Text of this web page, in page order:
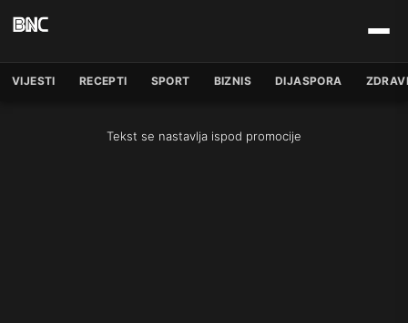
VIJESTI RECEPTI SPORT BIZNIS DIJASPORA
Tekst se nastavlja ispod promocije